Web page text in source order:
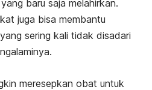
baru saja melahirkan.
juga bisa membantu
sering kali tidak disadari
meresepkan obat untuk